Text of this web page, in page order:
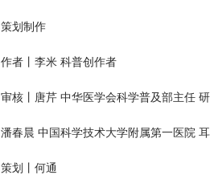
策划制作
作者丨李米 科普创作者
审核丨唐芹 中华医学会科学普及部主任
潘春晨 中国科学技术大学附属第一医院
策划丨何通